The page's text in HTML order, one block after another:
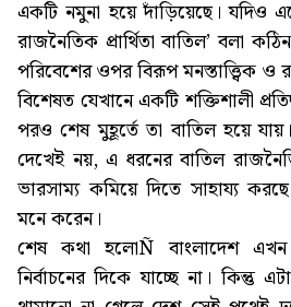
একটি নমুনা হয়ে দাঁড়িয়েছে। যদিও
রাজনৈতিক প্রার্থিতা বাতিল’ বলা
পরিবেশের ওপর বিরূপ মনস্তাত্ত্বিক
বিশেষত যেখানে একটি শক্তিশালী
পরও শেষ মুহূর্তে তা বাতিল হয়ে
দেখেই নয়, এ ধরনের বাতিল
ভারসাম্য কমিয়ে দিতে সাহায্য
মনে করেন।
শেষ কথা হলোÑ বাংলাদেশ এখন
নির্বাচনের দিকে যাচ্ছে না। কিন্তু